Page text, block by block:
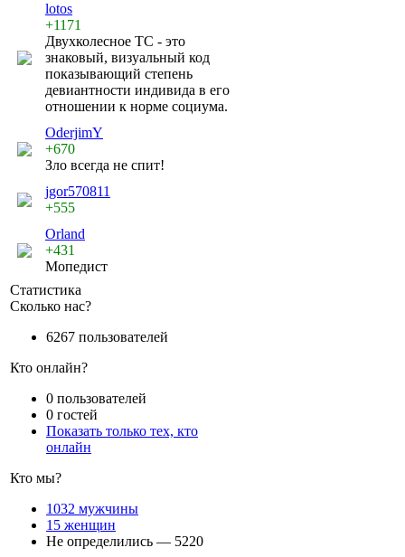
lotos
+1171
Двухколесное ТС - это
знаковый, визуальный код
показывающий степень
девиантности индивида в его
отношении к норме социума.
OderjimY
+670
Зло всегда не спит!
jgor570811
+555
Orland
+431
Мопедист
Статистика
Сколько нас?
6267 пользователей
Кто онлайн?
0 пользователей
0 гостей
Показать только тех, кто
онлайн
Кто мы?
1032 мужчины
15 женщин
Не определились — 5220